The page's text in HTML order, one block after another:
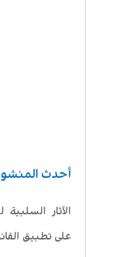
أحدث
الآثار
على تطبيق